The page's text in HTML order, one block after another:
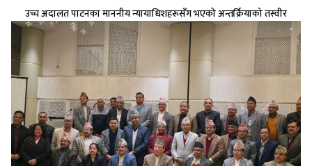
उच्च अदालत पाटनका माननीय न्यायाधिशहरूसँग भएको अन्तर्क्रियाको तस्वीर